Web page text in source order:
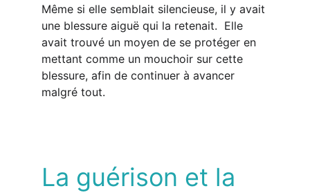
Même si elle semblait silencieuse, il y avait
une blessure aiguë qui la retenait.  Elle
avait trouvé un moyen de se protéger en
mettant comme un mouchoir sur cette
blessure, afin de continuer à avancer
malgré tout.
La guérison et la